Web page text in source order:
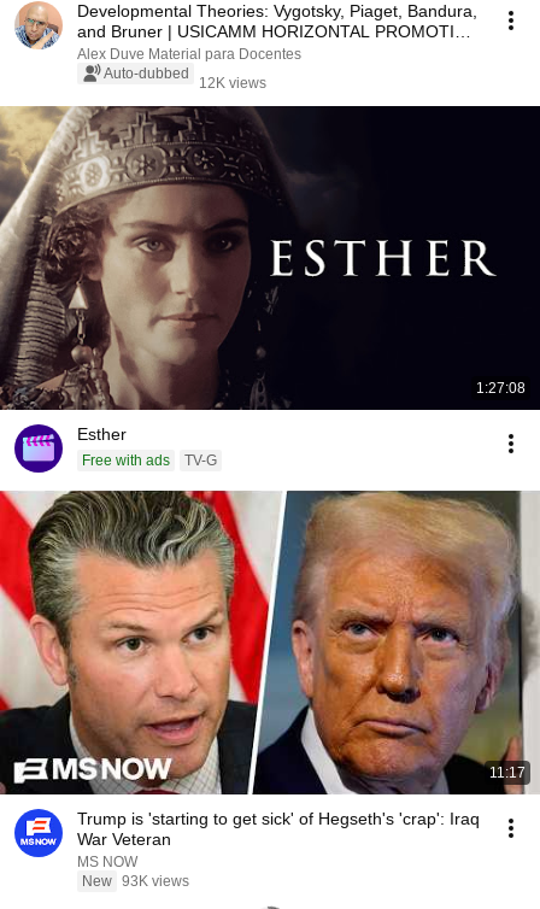
Developmental Theories: Vygotsky, Piaget, Bandura,
and Bruner | USICAMM HORIZONTAL PROMOTION
2026
Alex Duve Material para Docentes
Auto-dubbed
12K views
1:27:08
Esther
Free with ads TV-G
11:17
Trump is 'starting to get sick' of Hegseth's 'crap': Iraq
War Veteran
MS NOW
New 93K views